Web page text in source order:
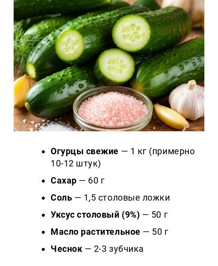
Огурцы свежие — 1 кг (примерно
10-12 штук)
Сахар — 60 г
Соль — 1,5 столовые ложки
Уксус столовый (9%) — 50 г
Масло растительное — 50 г
Чеснок — 2-3 зубчика